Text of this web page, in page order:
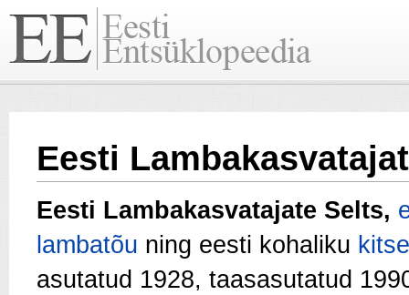
Eesti
Eesti Lambakasvatajate Selts,
lambatõu ning eesti kohaliku kitse
asutatud 1928, taasasutatud